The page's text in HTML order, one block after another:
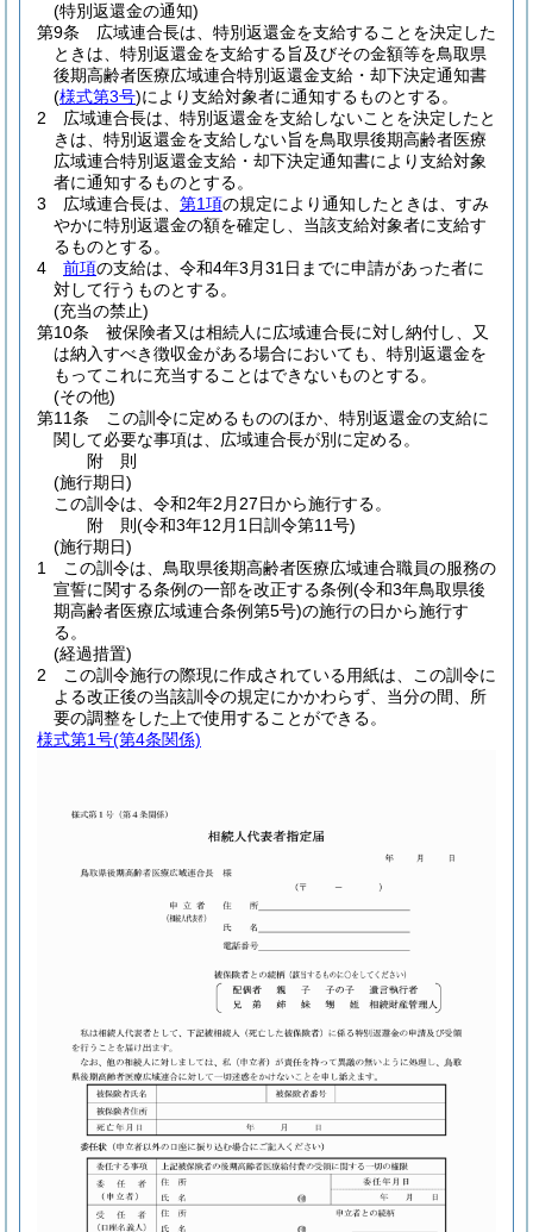
(特別返還金の通知)
第9条
広域連合長は、特別返還金を支給することを決定した
ときは、特別返還金を支給する旨及びその金額等を鳥取県
後期高齢者医療広域連合特別返還金支給・却下決定通知書
(様式第3号)により支給対象者に通知するものとする。
2
広域連合長は、特別返還金を支給しないことを決定したと
きは、特別返還金を支給しない旨を鳥取県後期高齢者医療
広域連合特別返還金支給・却下決定通知書により支給対象
者に通知するものとする。
3
広域連合長は、 第1項の規定により通知したときは、すみ
やかに特別返還金の額を確定し、当該支給対象者に支給す
るものとする。
4
前項の支給は、令和4年3月31日までに申請があった者に
対して行うものとする。
(充当の禁止)
第10条
被保険者又は相続人に広域連合長に対し納付し、又
は納入すべき徴収金がある場合においても、特別返還金を
もってこれに充当することはできないものとする。
(その他)
第11条
この訓令に定めるもののほか、特別返還金の支給に
関して必要な事項は、広域連合長が別に定める。
附 則
(施行期日)
この訓令は、令和2年2月27日から施行する。
附 則(令和3年12月1日訓令第11号)
(施行期日)
1
この訓令は、鳥取県後期高齢者医療広域連合職員の服務の
宣誓に関する条例の一部を改正する条例(令和3年鳥取県後
期高齢者医療広域連合条例第5号)の施行の日から施行す
る。
(経過措置)
2
この訓令施行の際現に作成されている用紙は、この訓令に
よる改正後の当該訓令の規定にかかわらず、当分の間、所
要の調整をした上で使用することができる。
様式第1号(第4条関係)